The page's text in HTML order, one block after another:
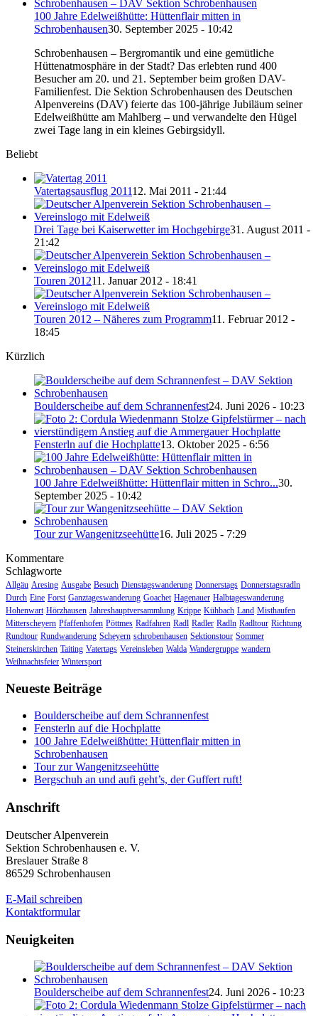
100 Jahre Edelweißhütte: Hüttenflair mitten in
Schrobenhausen30. September 2025 - 10:42
Schrobenhausen – Bergromantik und eine gemütliche
Hüttenatmosphäre in der Stadt? Das erlebten rund 400
Besucher am 20. und 21. September beim großen DAV-
Familienfest. Die Sektion Schrobenhausen des Deutschen
Alpenvereins (DAV) feierte das 100-jährige Jubiläum seiner
Edelweißhütte am Mahlberg – und verwandelte den Hügel
zwei Tage lang in ein kleines Gebirgsidyll.
Beliebt
Vatertagsausflug 201112. Mai 2011 - 21:44
Drei Tage bei Kaiserwetter im Hochgebirge31. August 2011 -
21:42
Touren 201211. Januar 2012 - 18:41
Touren 2012 – Näheres zum Programm11. Februar 2012 -
18:45
Kürzlich
Boulderscheibe auf dem Schrannenfest24. Juni 2026 - 10:23
Fensterln auf die Hochplatte13. Oktober 2025 - 6:56
100 Jahre Edelweißhütte: Hüttenflair mitten in Schro...30.
September 2025 - 10:42
Tour zur Wangenitzseehütte16. Juli 2025 - 7:29
Kommentare
Schlagworte
Allgäu Aresing Ausgabe Besuch Dienstagswanderung Donnerstags Donnerstagsradln
Durch Eine Forst Ganztageswanderung Goachet Hagenauer Halbtageswanderung
Hohenwart Hörzhausen Jahreshauptversammlung Krippe Kühbach Land Misthaufen
Mitterscheyern Pfaffenhofen Pöttmes Radfahren Radl Radler Radln Radltour Richtung
Rundtour Rundwanderung Scheyern schrobenhausen Sektionstour Sommer
Steinerskirchen Taiting Vatertags Vereinsleben Walda Wandergruppe wandern
Weihnachtsfeier Wintersport
Neueste Beiträge
Boulderscheibe auf dem Schrannenfest
Fensterln auf die Hochplatte
100 Jahre Edelweißhütte: Hüttenflair mitten in
Schrobenhausen
Tour zur Wangenitzseehütte
Bergschuh an und aufi geht’s, der Guffert ruft!
Anschrift
Deutscher Alpenverein
Sektion Schrobenhausen e. V.
Breslauer Straße 8
86529 Schrobenhausen
E-Mail schreiben
Kontaktformular
Neuigkeiten
Boulderscheibe auf dem Schrannenfest24. Juni 2026 - 10:23